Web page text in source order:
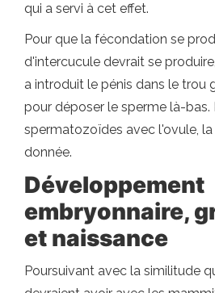
qui a servi à cet effet.
Pour que la fécondation se
d'intercucule devrait se
a introduit le pénis dans le trou
pour déposer le sperme là-bas.
spermatozoïdes avec l'ovule,
donnée.
Développement
embryonnaire,
et naissance
Poursuivant avec la similitude